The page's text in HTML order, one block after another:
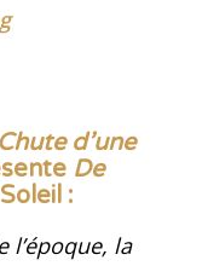
Chute d’une
De
:
l’époque, la